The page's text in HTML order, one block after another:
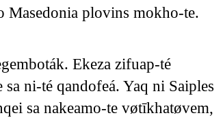
Masedonia plovins mokho-te.
Ekeza zifuap-té
ni-té qandofeá. Yaq ni Saiples
sa nakeamo-te vøtīkhatøvem,